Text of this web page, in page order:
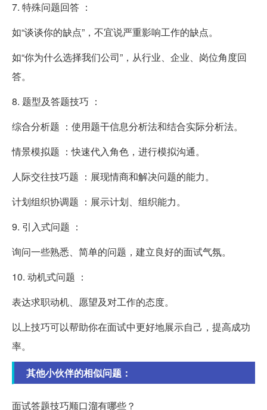
7. 特殊问题回答 ：
如“谈谈你的缺点”，不宜说严重影响工作的缺点。
如“你为什么选择我们公司”，从行业、企业、岗位角度回
答。
8. 题型及答题技巧 ：
综合分析题 ：使用题干信息分析法和结合实际分析法。
情景模拟题 ：快速代入角色，进行模拟沟通。
人际交往技巧题 ：展现情商和解决问题的能力。
计划组织协调题 ：展示计划、组织能力。
9. 引入式问题 ：
询问一些熟悉、简单的问题，建立良好的面试气氛。
10. 动机式问题 ：
表达求职动机、愿望及对工作的态度。
以上技巧可以帮助你在面试中更好地展示自己，提高成功
率。
其他小伙伴的相似问题：
面试答题技巧顺口溜有哪些？